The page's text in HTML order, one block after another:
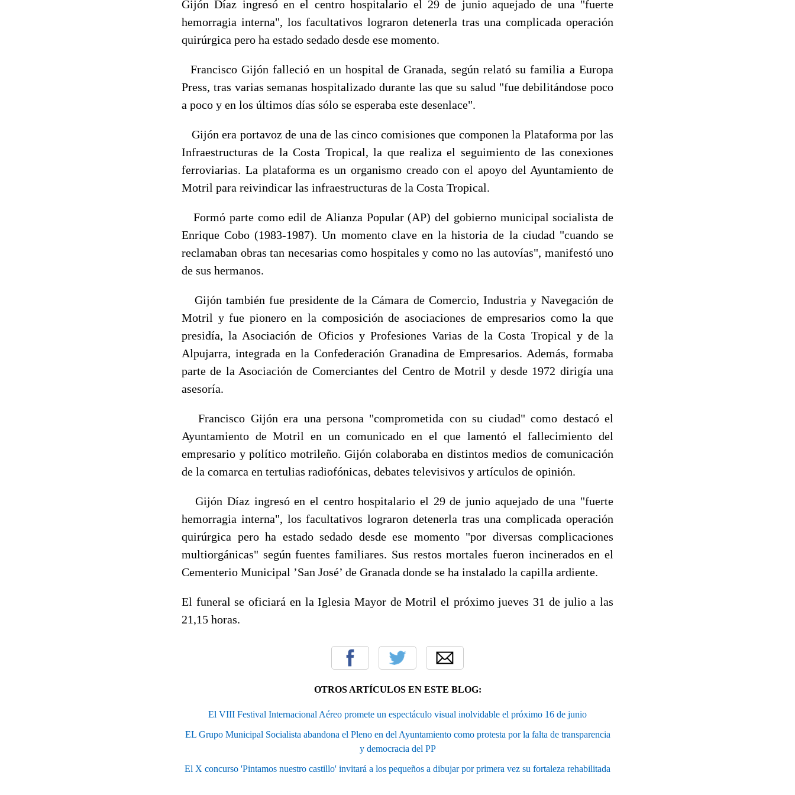
Gijón Díaz ingresó en el centro hospitalario el 29 de junio aquejado de una "fuerte
hemorragia interna", los facultativos lograron detenerla tras una complicada operación
quirúrgica pero ha estado sedado desde ese momento.
Francisco Gijón falleció en un hospital de Granada, según relató su familia a Europa
Press, tras varias semanas hospitalizado durante las que su salud "fue debilitándose poco
a poco y en los últimos días sólo se esperaba este desenlace".
Gijón era portavoz de una de las cinco comisiones que componen la Plataforma por las
Infraestructuras de la Costa Tropical, la que realiza el seguimiento de las conexiones
ferroviarias. La plataforma es un organismo creado con el apoyo del Ayuntamiento de
Motril para reivindicar las infraestructuras de la Costa Tropical.
Formó parte como edil de Alianza Popular (AP) del gobierno municipal socialista de
Enrique Cobo (1983-1987). Un momento clave en la historia de la ciudad "cuando se
reclamaban obras tan necesarias como hospitales y como no las autovías", manifestó uno
de sus hermanos.
Gijón también fue presidente de la Cámara de Comercio, Industria y Navegación de
Motril y fue pionero en la composición de asociaciones de empresarios como la que
presidía, la Asociación de Oficios y Profesiones Varias de la Costa Tropical y de la
Alpujarra, integrada en la Confederación Granadina de Empresarios. Además, formaba
parte de la Asociación de Comerciantes del Centro de Motril y desde 1972 dirigía una
asesoría.
Francisco Gijón era una persona "comprometida con su ciudad" como destacó el
Ayuntamiento de Motril en un comunicado en el que lamentó el fallecimiento del
empresario y político motrileño. Gijón colaboraba en distintos medios de comunicación
de la comarca en tertulias radiofónicas, debates televisivos y artículos de opinión.
Gijón Díaz ingresó en el centro hospitalario el 29 de junio aquejado de una "fuerte
hemorragia interna", los facultativos lograron detenerla tras una complicada operación
quirúrgica pero ha estado sedado desde ese momento "por diversas complicaciones
multiorgánicas" según fuentes familiares. Sus restos mortales fueron incinerados en el
Cementerio Municipal ’San José’ de Granada donde se ha instalado la capilla ardiente.
El funeral se oficiará en la Iglesia Mayor de Motril el próximo jueves 31 de julio a las
21,15 horas.
OTROS ARTÍCULOS EN ESTE BLOG:
El VIII Festival Internacional Aéreo promete un espectáculo visual inolvidable el próximo 16 de junio
EL Grupo Municipal Socialista abandona el Pleno en del Ayuntamiento como protesta por la falta de transparencia
y democracia del PP
El X concurso 'Pintamos nuestro castillo' invitará a los pequeños a dibujar por primera vez su fortaleza rehabilitada